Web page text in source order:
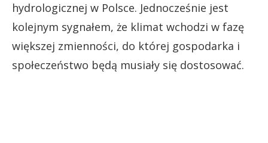
hydrologicznej w Polsce. Jednocześnie jest
kolejnym sygnałem, że klimat wchodzi w fazę
większej zmienności, do której gospodarka i
społeczeństwo będą musiały się dostosować.